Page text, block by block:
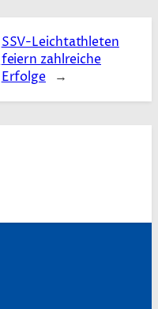
SSV-Leichtathleten
feiern zahlreiche
Erfolge
→